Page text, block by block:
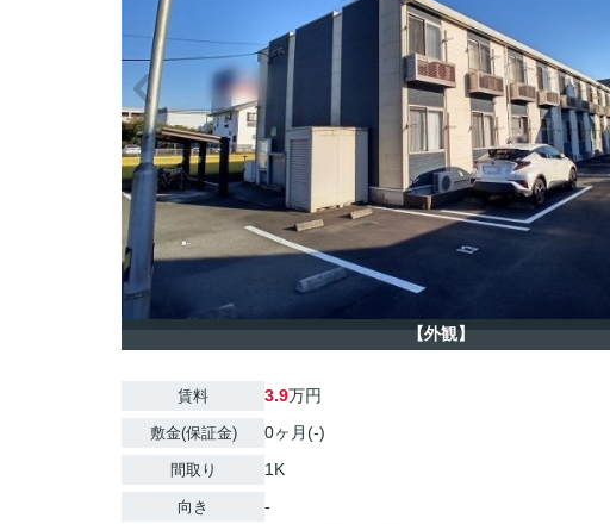
【外観】
賃料 3.9万円
敷金(保証金) 0ヶ月(-)
間取り 1K
向き -